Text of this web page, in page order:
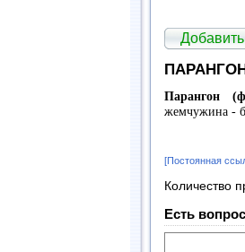
Парангон
жемчужина -
[Постоянная
Количество
Есть